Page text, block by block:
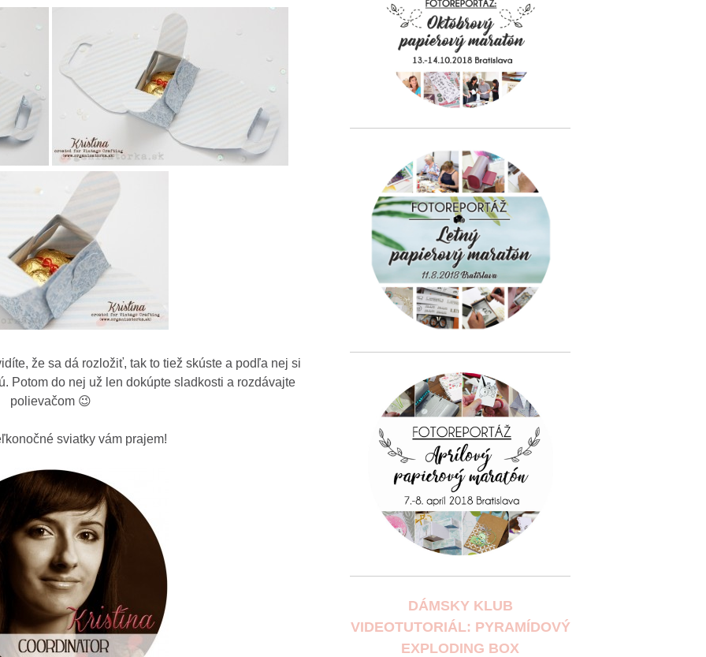
že sa dá rozložiť, tak to tiež skúste a podľa nej si
Potom do nej už len dokúpte sladkosti a rozdávajte
polievačom 😉
sviatky vám prajem!
DÁMSKY KLUB
VIDEOTUTORIÁL: PYRAMÍDOVÝ
EXPLODING BOX